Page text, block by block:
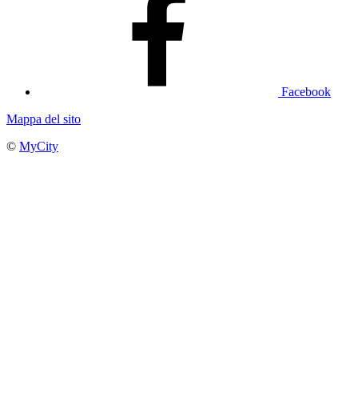
Facebook
Mappa del sito
© MyCity